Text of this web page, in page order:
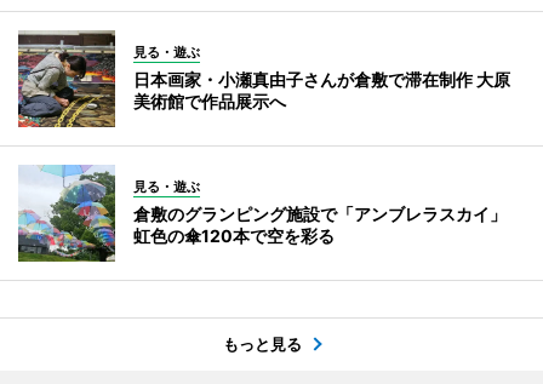
見る・遊ぶ
日本画家・小瀬真由子さんが倉敷で滞在制作 大原
美術館で作品展示へ
見る・遊ぶ
倉敷のグランピング施設で「アンブレラスカイ」
虹色の傘120本で空を彩る
もっと見る